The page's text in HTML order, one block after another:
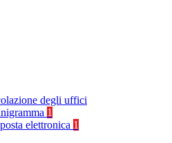
degli uffici
1
elettronica 1